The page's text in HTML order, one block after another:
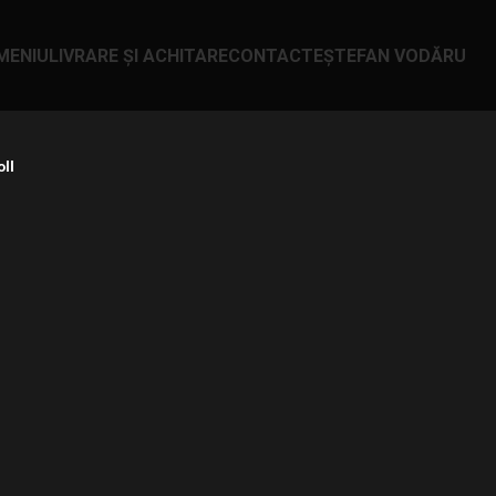
LIVRARE ȘI ACHITARECONTACTEȘTEFAN VODĂRU